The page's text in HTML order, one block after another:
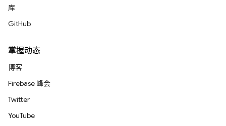
库
GitHub
掌握动态
博客
Firebase 峰会
Twitter
YouTube